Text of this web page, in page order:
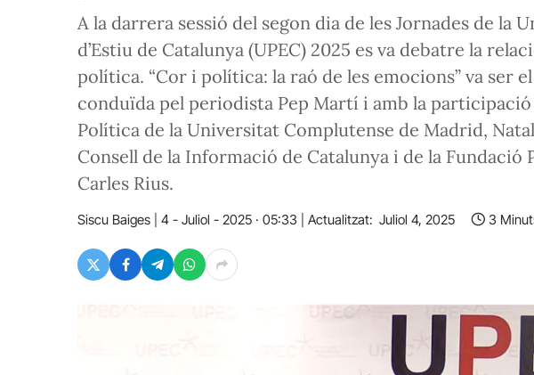
A la darrera sessió del segon dia de les Jornades de la
d’Estiu de Catalunya (UPEC) 2025 es va debatre la
política. “Cor i política: la raó de les emocions” va ser
conduïda pel periodista Pep Martí i amb la
Política de la Universitat Complutense de Madrid,
Consell de la Informació de Catalunya i de la Fundació
Carles Rius.
Siscu Baiges 4 - Juliol - 2025 · 05:33 Actualitzat: Juliol 4, 2025 3